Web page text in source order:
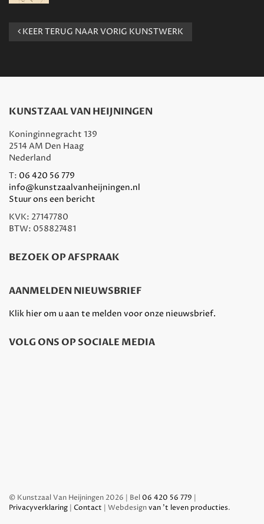
KEER TERUG NAAR VORIG KUNSTWERK
KUNSTZAAL VAN HEIJNINGEN
Koninginnegracht 139
2514 AM Den Haag
Nederland
T: 06 420 56 779
info@kunstzaalvanheijningen.nl
Stuur ons een bericht
KVK: 27147780
BTW: 058827481
BEZOEK OP AFSPRAAK
AANMELDEN NIEUWSBRIEF
Klik hier om u aan te melden voor onze nieuwsbrief.
VOLG ONS OP SOCIALE MEDIA
© Kunstzaal Van Heijningen 2026 | Bel 06 420 56 779 |
Privacyverklaring | Contact | Webdesignvan 't leven producties.